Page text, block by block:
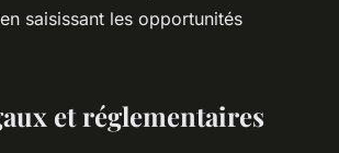
saisissant les opportunités
et réglementaires